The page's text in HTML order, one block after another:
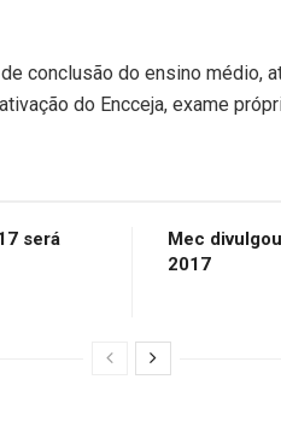
conclusão do ensino médio,
do Encceja, exame
será
Mec
2017